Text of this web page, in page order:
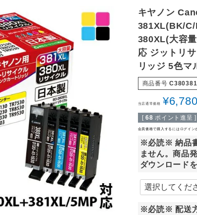
キヤノン
381XL(BK/
380XL(大容
応 ジットリ
リッジ 5色マ
商品番号
当店通常価格 ¥
[ 68 ポイント進呈 ]
会員価格で購入するにはログイン
※必読※ 納品
ません。商品
ダウンロード
※必読※ 配送